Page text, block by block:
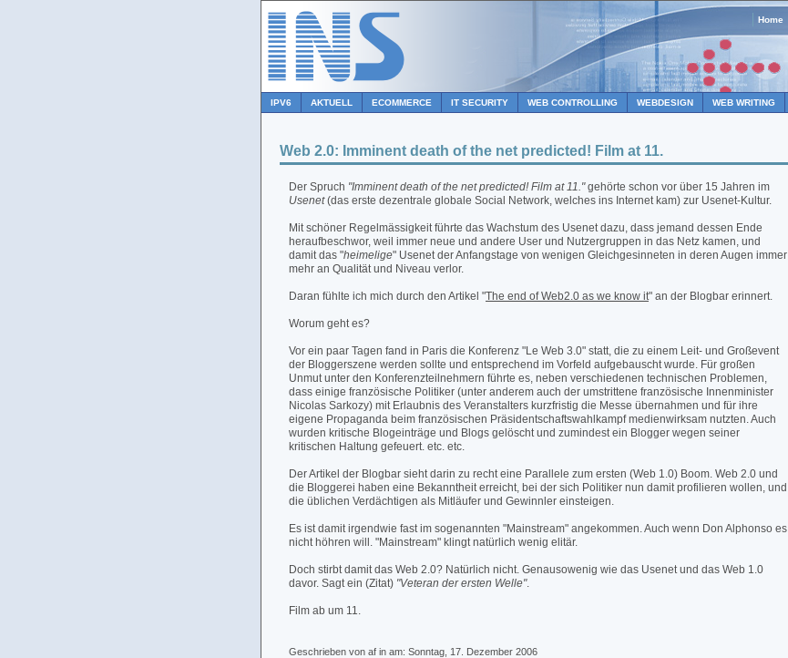
Home
IPV6 AKTUELL ECOMMERCE IT SECURITY WEB CONTROLLING WEBDESIGN WEB WRITING
Web 2.0: Imminent death of the net predicted! Film at 11.
Der Spruch "Imminent death of the net predicted! Film at 11."gehörte schon vor über 15 Jahren im
Usenet(das erste dezentrale globale Social Network, welches ins Internet kam) zur Usenet-Kultur.
Mit schöner Regelmässigkeit führte das Wachstum des Usenet dazu, dass jemand dessen Ende
heraufbeschwor, weil immer neue und andere User und Nutzergruppen in das Netz kamen, und
damit das "heimelige" Usenet der Anfangstage von wenigen Gleichgesinneten in deren Augen immer
mehr an Qualität und Niveau verlor.
Daran fühlte ich mich durch den Artikel "The end of Web2.0 as we know it" an der Blogbar erinnert.
Worum geht es?
Vor ein paar Tagen fand in Paris die Konferenz "Le Web 3.0" statt, die zu einem Leit- und Großevent
der Bloggerszene werden sollte und entsprechend im Vorfeld aufgebauscht wurde. Für großen
Unmut unter den Konferenzteilnehmern führte es, neben verschiedenen technischen Problemen,
dass einige französische Politiker (unter anderem auch der umstrittene französische Innenminister
Nicolas Sarkozy) mit Erlaubnis des Veranstalters kurzfristig die Messe übernahmen und für ihre
eigene Propaganda beim französischen Präsidentschaftswahlkampf medienwirksam nutzten. Auch
wurden kritische Blogeinträge und Blogs gelöscht und zumindest ein Blogger wegen seiner
kritischen Haltung gefeuert. etc. etc.
Der Artikel der Blogbar sieht darin zu recht eine Parallele zum ersten (Web 1.0) Boom. Web 2.0 und
die Bloggerei haben eine Bekanntheit erreicht, bei der sich Politiker nun damit profilieren wollen, und
die üblichen Verdächtigen als Mitläufer und Gewinnler einsteigen.
Es ist damit irgendwie fast im sogenannten "Mainstream" angekommen. Auch wenn Don Alphonso es
nicht höhren will. "Mainstream" klingt natürlich wenig elitär.
Doch stirbt damit das Web 2.0? Natürlich nicht. Genausowenig wie das Usenet und das Web 1.0
davor. Sagt ein (Zitat) "Veteran der ersten Welle".
Film ab um 11.
Geschrieben von af in am: Sonntag, 17. Dezember 2006